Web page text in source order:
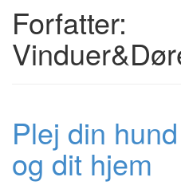
Forfatter:
Plej din
og dit hjem